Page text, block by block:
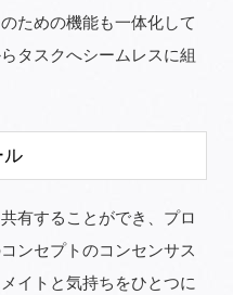
ための機能も一体化して
タスクへシームレスに組
ル
有することができ、プロ
ンセプトのコンセンサス
イトと気持ちをひとつに